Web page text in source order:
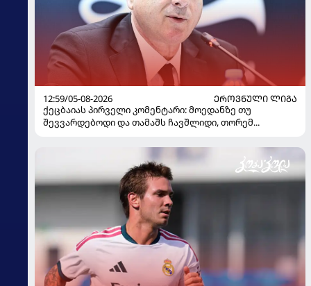
12:59/05-08-2026
ᲔᲠᲝᲕᲜᲣᲚᲘ ᲚᲘᲒᲐ
ქეცბაიას პირველი კომენტარი: მოედანზე თუ
შევვარდებოდი და თამაშს ჩავშლიდი, თორემ...